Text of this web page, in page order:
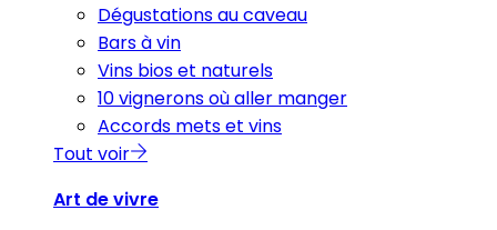
Dégustations au caveau
Bars à vin
Vins bios et naturels
10 vignerons où aller manger
Accords mets et vins
Tout voir
Art de vivre